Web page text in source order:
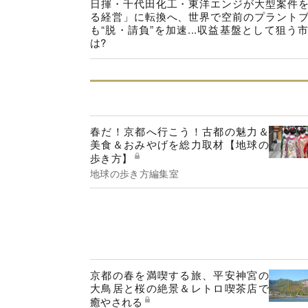
日揮・千代田化工・東洋エンジが大型案件
る経営」に転換へ、世界で空前のプラント
も“脱・請負”を加速...収益基盤として狙う
は?
春だ！京都へ行こう！古都の魅力＆
美食＆おみやげを総力取材【地球の
歩き方】
地球の歩き方編集室
京都の春を満喫する旅、平安神宮の
大鳥居と桜の絶景＆レトロ喫茶店で
癒やされる